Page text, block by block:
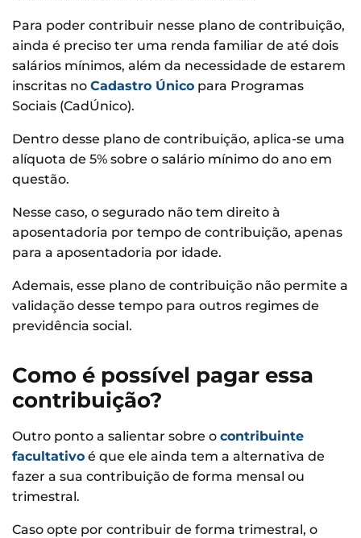
Para poder contribuir nesse plano de contribuição,
ainda é preciso ter uma renda familiar de até dois
salários mínimos, além da necessidade de estarem
inscritas no Cadastro Único para Programas
Sociais (CadÚnico).
Dentro desse plano de contribuição, aplica-se uma
alíquota de 5% sobre o salário mínimo do ano em
questão.
Nesse caso, o segurado não tem direito à
aposentadoria por tempo de contribuição, apenas
para a aposentadoria por idade.
Ademais, esse plano de contribuição não permite a
validação desse tempo para outros regimes de
previdência social.
Como é possível pagar essa
contribuição?
Outro ponto a salientar sobre o contribuinte
facultativo é que ele ainda tem a alternativa de
fazer a sua contribuição de forma mensal ou
trimestral.
Caso opte por contribuir de forma trimestral, o